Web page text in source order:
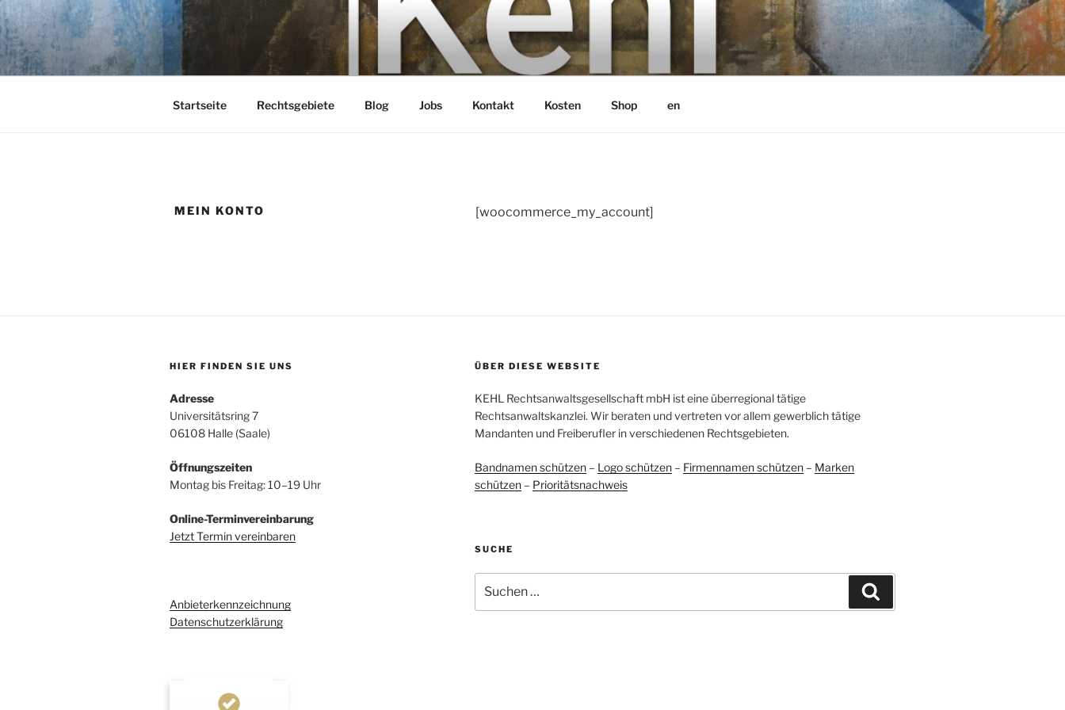
Zum
Inhalt
springen
KEHL
Rechtsanwaltsgesellschaft mbH
Startseite Rechtsgebiete Blog Jobs Kontakt Kosten Shop en
MEIN KONTO [woocommerce_my_account]
HIER FINDEN SIE UNS
Adresse
Universitätsring 7
06108 Halle (Saale)
Öffnungszeiten
Montag bis Freitag: 10–19 Uhr
Online-Terminvereinbarung
Jetzt Termin vereinbaren
Anbieterkennzeichnung
Datenschutzerklärung
ÜBER DIESE WEBSITE
KEHL Rechtsanwaltsgesellschaft mbH ist eine überregional tätige
Rechtsanwaltskanzlei. Wir beraten und vertreten vor allem gewerblich tätige
Mandanten und Freiberufler in verschiedenen Rechtsgebieten.
Bandnamen schützen– Logo schützen– Firmennamen schützen– Marken
schützen– Prioritätsnachweis
SUCHE
nach: